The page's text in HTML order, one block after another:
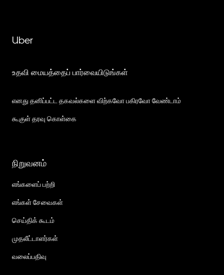
Uber
உதவி மையத்தைப் பார்வையிடுங்கள்
எனது தனிப்பட்ட தகவல்களை விற்கவோ பகிரவோ வேண்டாம்
கூகுள் தரவு கொள்கை
நிறுவனம்
எங்களைப் பற்றி
எங்கள் சேவைகள்
செய்திக் கூடம்
முதலீட்டாளர்கள்
வலைப்பதிவு